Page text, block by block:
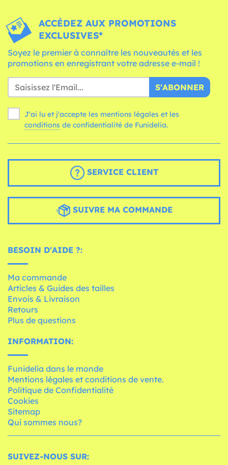
ACCÉDEZ AUX PROMOTIONS
EXCLUSIVES*
Soyez le premier à connaître les nouveautés et les
promotions en enregistrant votre adresse e-mail !
S'ABONNER
J'ai lu et j'accepte les mentions légales et les
conditions de confidentialité de Funidelia.
SERVICE CLIENT
SUIVRE MA COMMANDE
BESOIN D'AIDE ?:
Ma commande
Articles & Guides des tailles
Envois & Livraison
Retours
Plus de questions
INFORMATION:
Funidelia dans le monde
Mentions légales et conditions de vente.
Politique de Confidentialité
Cookies
Sitemap
Qui sommes nous?
SUIVEZ-NOUS SUR: